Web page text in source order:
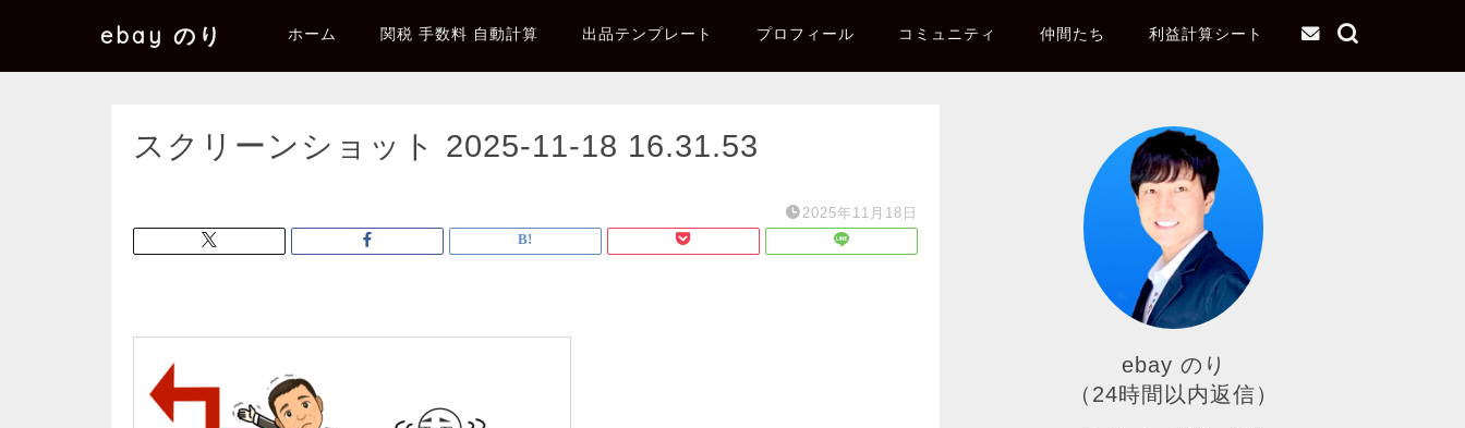
ebay のり ホーム 関税 手数料 自動計算 出品テンプレート プロフィール コミュニティ 仲間たち 利益計算シート
スクリーンショット 2025-11-18 16.31.53
2025年11月18日
ebay のり
（24時間以内返信）